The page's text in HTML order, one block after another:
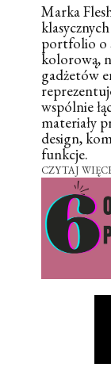
Marka
portfolio o
kolorową,
gadżetów
wspólnie
materiały
design,
funkcje.
CZYTAJ